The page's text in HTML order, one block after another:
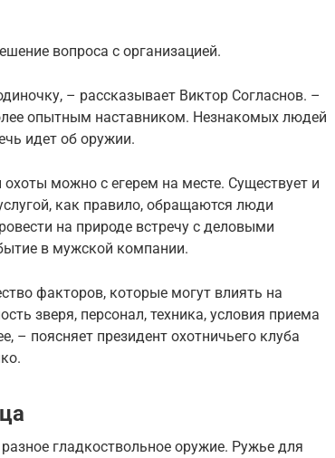
вопроса с организацией.
– рассказывает Виктор Согласнов. –
опытным наставником. Незнакомых людей
идет об оружии.
можно с егерем на месте. Существует и
как правило, обращаются люди
на природе встречу с деловыми
в мужской компании.
факторов, которые могут влиять на
зверя, персонал, техника, условия приема
– поясняет президент охотничьего клуба
гладкоствольное оружие. Ружье для